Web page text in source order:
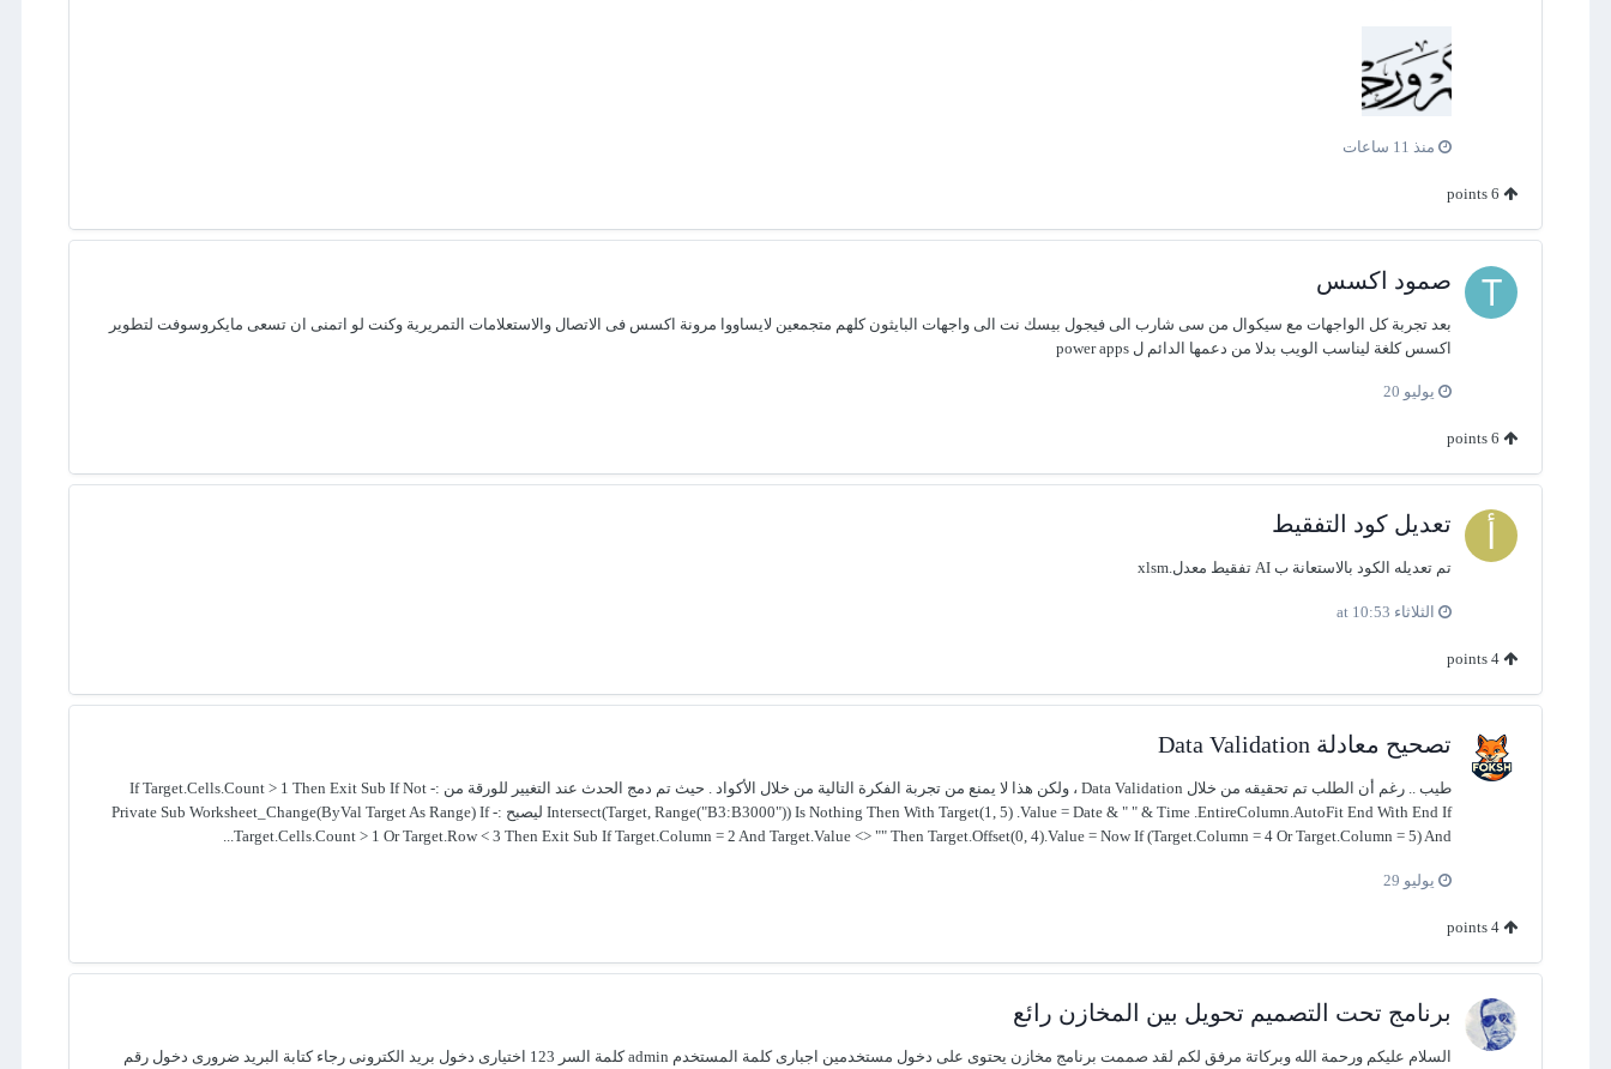
منذ 11 ساعات
points
صمود اكسس
بعد تجربة كل الواجهات مع سيكوال من سى شارب الى فيجول بيسك نت الى واجهات البايثون كلهم متجمعين لايساووا مرونة اكسس فى الاتصال والاستعلامات التمريرية وكنت لو اتمنى ان تسعى مايكروسوفت لتطوير
اكسس كلغة ليناسب الويب بدلا من دعمها الدائم ل power apps
يوليو 20
points
تعديل كود التفقيط
تم تعديله الكود بالاستعانة ب AI تفقيط معدل.xlsm
الثلاثاء at 10:53
points
تصحيح معادلة Data Validation
طيب .. رغم أن الطلب تم تحقيقه من خلال Data Validation ، ولكن هذا لا يمنع من تجربة الفكرة التالية من خلال الأكواد . حيث تم دمج الحدث عند التغيير للورقة من :- If Target.Cells.Count > 1 Then Exit Sub If Not
Intersect(Target, Range("B3:B3000")) Is Nothing Then With Target(1, 5) .Value = Date & " " & Time .EntireColumn.AutoFit End With End If ليصبح :- Private Sub Worksheet_Change(ByVal Target As Range) If
Target.Cells.Count > 1 Or Target.Row < 3 Then Exit Sub If Target.Column = 2 And Target.Value <> "" Then Target.Offset(0, 4).Value = Now If (Target.Column = 4 Or Target.Column = 5) And...
يوليو 29
points
برنامج تحت التصميم تحويل بين المخازن رائع
السلام عليكم ورحمة الله وبركاتة مرفق لكم لقد صممت برنامج مخازن يحتوى على دخول مستخدمين اجبارى كلمة المستخدم admin كلمة السر 123 اختيارى دخول بريد الكترونى رجاء كتابة البريد ضرورى دخول رقم